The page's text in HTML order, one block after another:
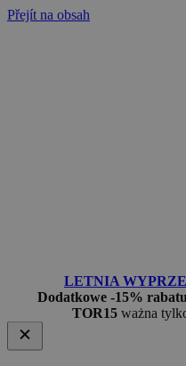
Přejít na obsah
LETNIA
Dodatkowe -15% rabatu
TOR15 ważna